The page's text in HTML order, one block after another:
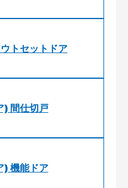
トセットドア
間仕切戸
機能ドア